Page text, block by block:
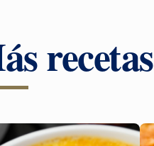
recetas